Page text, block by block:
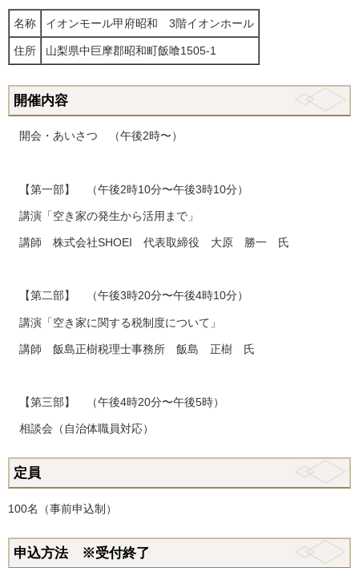
名称 イオンモール甲府昭和 3階イオンホール
住所 山梨県中巨摩郡昭和町飯喰1505-1
開催内容
開会・あいさつ （午後2時〜）
【第一部】 （午後2時10分〜午後3時10分）
講演「空き家の発生から活用まで」
講師 株式会社SHOEI 代表取締役 大原 勝一 氏
【第二部】 （午後3時20分〜午後4時10分）
講演「空き家に関する税制度について」
講師 飯島正樹税理士事務所 飯島 正樹 氏
【第三部】 （午後4時20分〜午後5時）
相談会（自治体職員対応）
定員
100名（事前申込制）
申込方法 ※受付終了